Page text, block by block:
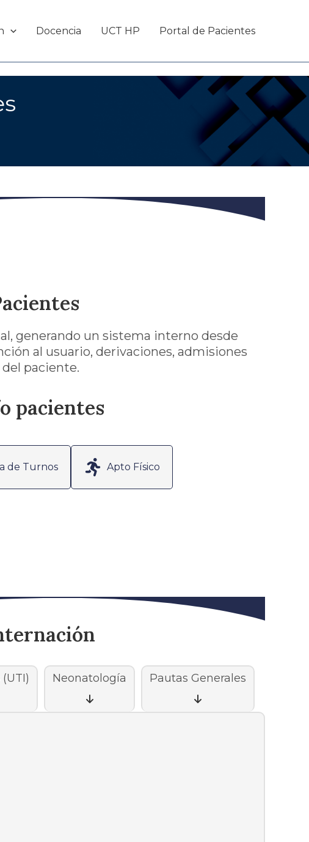
Docencia UCT HP Portal de Pacientes
generando un sistema interno desde
al usuario, derivaciones, admisiones
paciente.
pacientes
de Turnos Apto Físico
Neonatología Pautas Generales